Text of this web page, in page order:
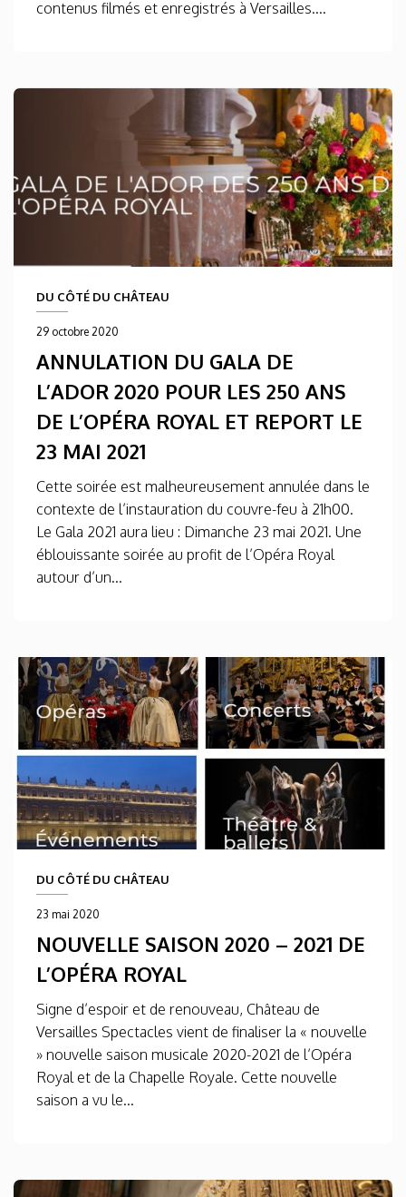
contenus filmés et enregistrés à Versailles....
DU CÔTÉ DU CHÂTEAU
29 octobre 2020
ANNULATION DU GALA DE
L’ADOR 2020 POUR LES 250 ANS
DE L’OPÉRA ROYAL ET REPORT LE
23 MAI 2021
Cette soirée est malheureusement annulée dans le
contexte de l’instauration du couvre-feu à 21h00.
Le Gala 2021 aura lieu : Dimanche 23 mai 2021. Une
éblouissante soirée au profit de l’Opéra Royal
autour d’un...
DU CÔTÉ DU CHÂTEAU
23 mai 2020
NOUVELLE SAISON 2020 – 2021 DE
L’OPÉRA ROYAL
Signe d’espoir et de renouveau, Château de
Versailles Spectacles vient de finaliser la « nouvelle
» nouvelle saison musicale 2020-2021 de l’Opéra
Royal et de la Chapelle Royale. Cette nouvelle
saison a vu le...